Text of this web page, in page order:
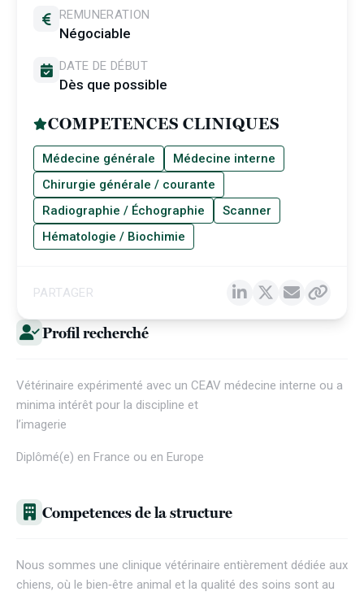
Profil recherché
Vétérinaire expérimenté avec un CEAV médecine interne ou a
minima intérêt pour la discipline et
l’imagerie
Diplômé(e) en France ou en Europe
Competences de la structure
Nous sommes une clinique vétérinaire entièrement dédiée aux
chiens, où le bien‑être animal et la qualité des soins sont au
REMUNERATION
Négociable
DATE DE DÉBUT
Dès que possible
COMPETENCES CLINIQUES
Médecine générale
Médecine interne
Chirurgie générale / courante
Radiographie / Échographie
Scanner
Hématologie / Biochimie
PARTAGER